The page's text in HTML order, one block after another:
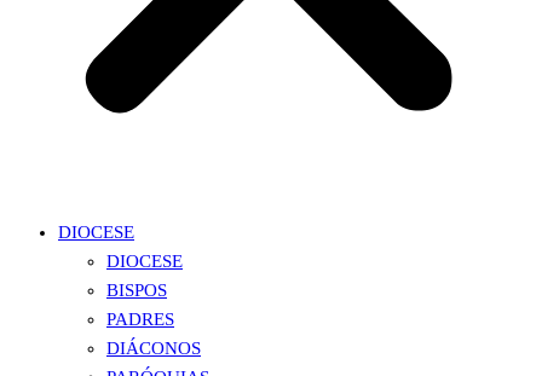
DIOCESE
DIOCESE
BISPOS
PADRES
DIÁCONOS